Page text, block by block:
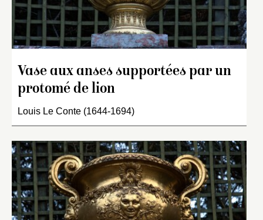
Vase aux anses supportées par un
protomé de lion
Louis Le Conte (1644-1694)